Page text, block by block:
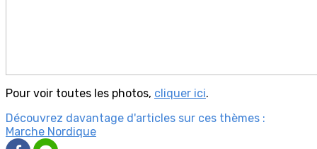
Pour voir toutes les photos, cliquer ici.
Découvrez davantage d'articles sur ces thèmes :
Marche Nordique